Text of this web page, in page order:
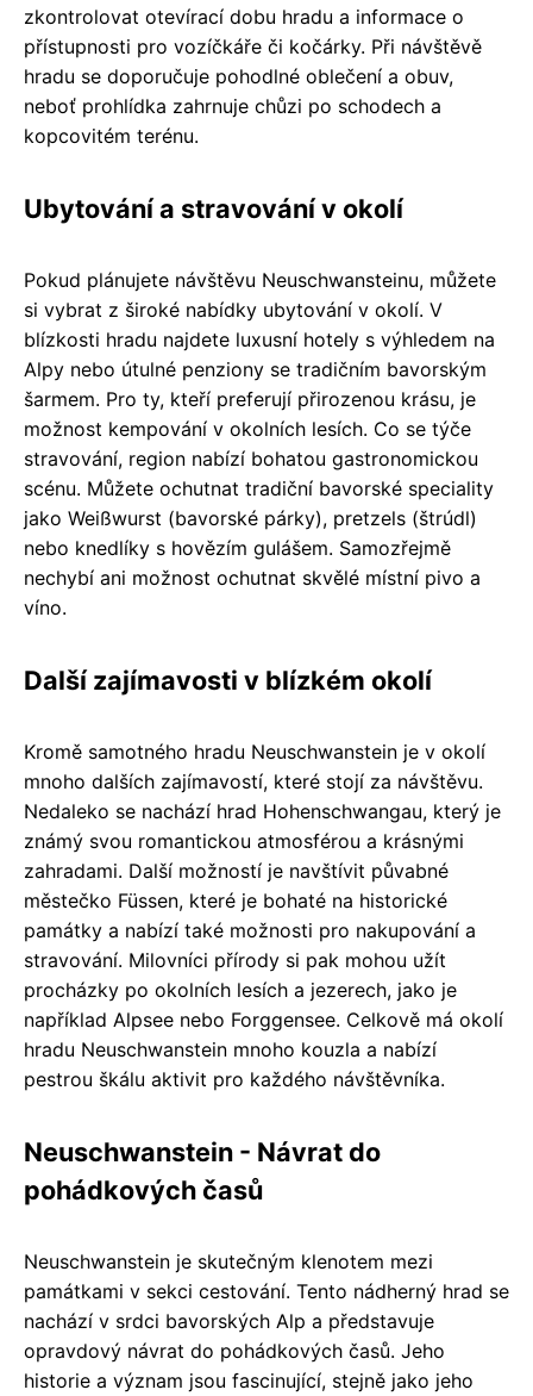
zkontrolovat otevírací dobu hradu a informace o
přístupnosti pro vozíčkáře či kočárky. Při návštěvě
hradu se doporučuje pohodlné oblečení a obuv,
neboť prohlídka zahrnuje chůzi po schodech a
kopcovitém terénu.
Ubytování a stravování v okolí
Pokud plánujete návštěvu Neuschwansteinu, můžete
si vybrat z široké nabídky ubytování v okolí. V
blízkosti hradu najdete luxusní hotely s výhledem na
Alpy nebo útulné penziony se tradičním bavorským
šarmem. Pro ty, kteří preferují přirozenou krásu, je
možnost kempování v okolních lesích. Co se týče
stravování, region nabízí bohatou gastronomickou
scénu. Můžete ochutnat tradiční bavorské speciality
jako Weißwurst (bavorské párky), pretzels (štrúdl)
nebo knedlíky s hovězím gulášem. Samozřejmě
nechybí ani možnost ochutnat skvělé místní pivo a
víno.
Další zajímavosti v blízkém okolí
Kromě samotného hradu Neuschwanstein je v okolí
mnoho dalších zajímavostí, které stojí za návštěvu.
Nedaleko se nachází hrad Hohenschwangau, který je
známý svou romantickou atmosférou a krásnými
zahradami. Další možností je navštívit půvabné
městečko Füssen, které je bohaté na historické
památky a nabízí také možnosti pro nakupování a
stravování. Milovníci přírody si pak mohou užít
procházky po okolních lesích a jezerech, jako je
například Alpsee nebo Forggensee. Celkově má okolí
hradu Neuschwanstein mnoho kouzla a nabízí
pestrou škálu aktivit pro každého návštěvníka.
Neuschwanstein - Návrat do
pohádkových časů
Neuschwanstein je skutečným klenotem mezi
památkami v sekci cestování. Tento nádherný hrad se
nachází v srdci bavorských Alp a představuje
opravdový návrat do pohádkových časů. Jeho
historie a význam jsou fascinující, stejně jako jeho